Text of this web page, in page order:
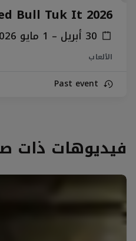
Bull Tuk It 2026
30 أبريل – 1 مايو 2026
الألعاب
Past event
فيديوهات ذات